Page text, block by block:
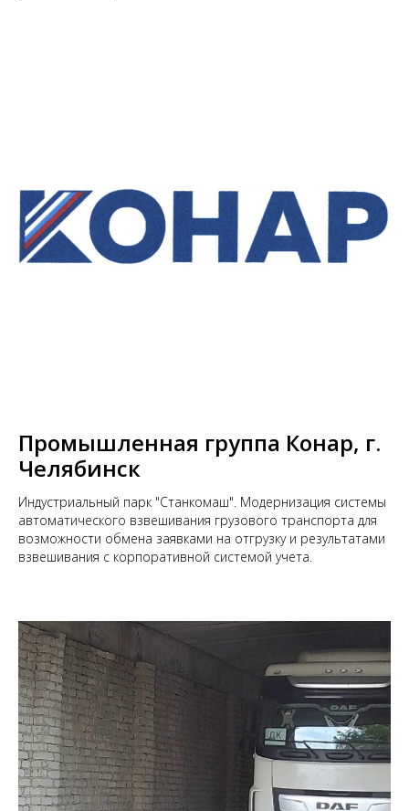
Промышленная группа Конар, г.
Челябинск
Индустриальный парк "Станкомаш". Модернизация системы
автоматического взвешивания грузового транспорта для
возможности обмена заявками на отгрузку и результатами
взвешивания с корпоративной системой учета.